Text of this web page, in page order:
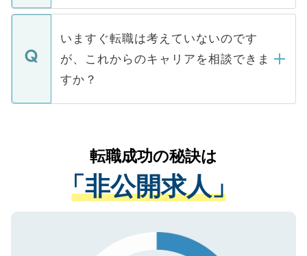
関を公にしてしまうと、応募が殺到する場
に、医療機関が求める条件に合った人材の
みを人材紹介会社に依頼するケースが増え
ています。
定を承諾する必要はありません。内定先へ
の辞退の連絡はキャリアパートナーが行い
個人情報が漏えいすることはありませんの
で、ご安心ください。当サイトからの登録
などで収集したご登録者様の個人情報は、
ご本人のキャリアアップおよび転職活動の
支援を目的に使用いたします。お預かりし
ているすべての個人データはご本人の許可
は、個人情報の取り扱いについての厳密な
管理基準を満たした事業者のみに付与され
る、プライバシーマークを取得済みです。
で、機密保持に関してもご安心ください。
いますぐ転職は考えていないのです
が、これからのキャリアを相談できま
すか？
かがいして、現在の医療機関の状況や紹介
経験をまじえながら、適切なアドバイスを
させていただきます。すぐにご転職をされ
ない方には、長期的なサポートが可能です
ので、まずはご登録ください。
転職成功の秘訣は
「非公開求人」